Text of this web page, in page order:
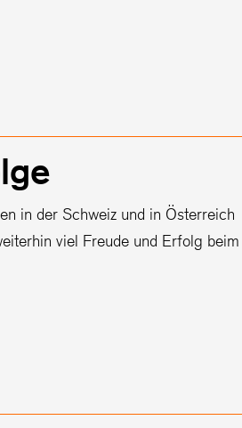
in der Schweiz und in Österreich
viel Freude und Erfolg beim